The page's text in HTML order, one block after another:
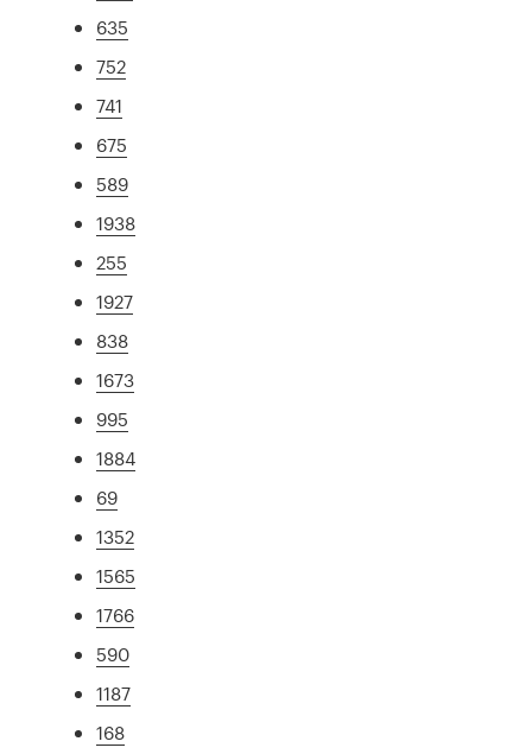
635
752
741
675
589
1938
255
1927
838
1673
995
1884
69
1352
1565
1766
590
1187
168